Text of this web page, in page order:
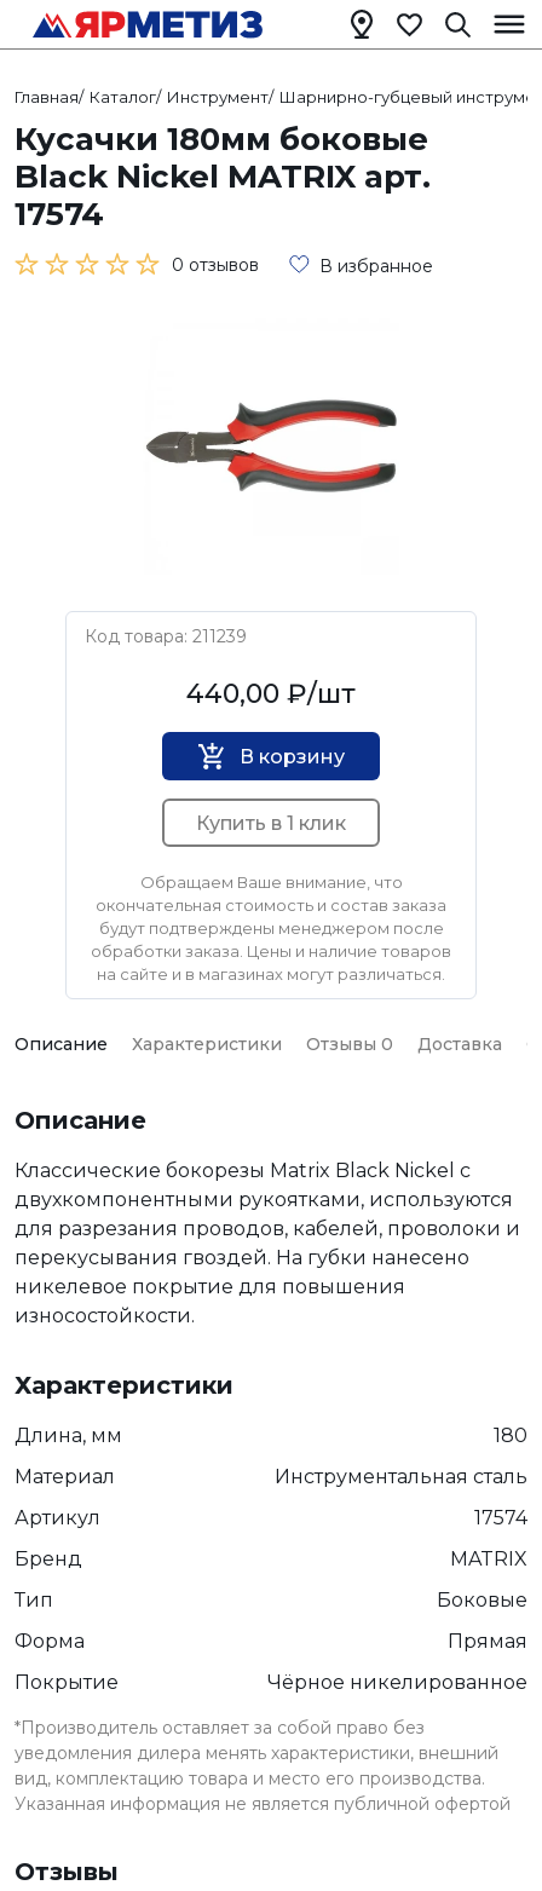
Главная/ Каталог/ Инструмент/ Шарнирно-губцевый
Кусачки 180мм боковые
Black Nickel MATRIX арт.
17574
0 отзывов В избранное
Код товара: 211239
440,00 ₽/шт
В корзину
Купить в 1 клик
Обращаем Ваше внимание, что
окончательная стоимость и состав заказа
будут подтверждены менеджером после
обработки заказа. Цены и наличие товаров
на сайте и в магазинах могут различаться.
Описание Характеристики Отзывы 0 Доставка
Описание
Классические бокорезы Matrix Black Nickel с
двухкомпонентными рукоятками, используются
для разрезания проводов, кабелей, проволоки и
перекусывания гвоздей. На губки нанесено
никелевое покрытие для повышения
износостойкости.
Характеристики
Длина, мм
180
Материал
Инструментальная сталь
Артикул
17574
Бренд
MATRIX
Тип
Боковые
Форма
Прямая
Покрытие
Чёрное никелированное
*Производитель оставляет за собой право без
уведомления дилера менять характеристики, внешний
вид, комплектацию товара и место его производства.
Указанная информация не является публичной офертой
Отзывы